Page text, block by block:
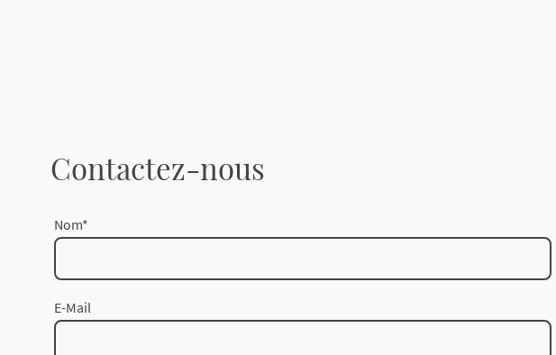
Contactez-nous
Nom*
E-Mail